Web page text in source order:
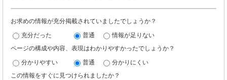
お求めの情報が充分掲載されていましたでしょうか？
充分だった 普通
情報が足りない
ページの構成や内容、表現はわかりやすかったでしょうか？
分かりやすい 普通
分かりにくい
この情報をすぐに見つけられましたか？